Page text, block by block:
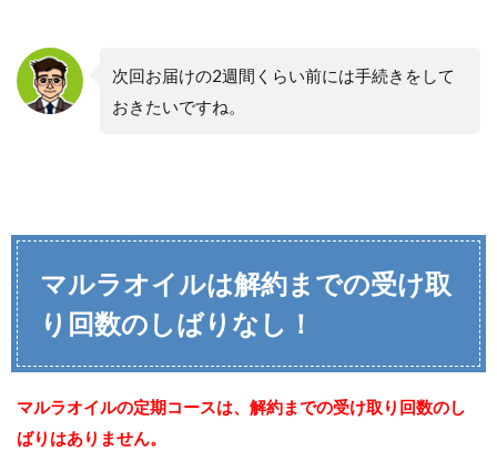
次回お届けの2週間くらい前には手続きをして
おきたいですね。
マルラオイルは解約までの受け取
り回数のしばりなし！
マルラオイルの定期コースは、解約までの受け取り回数のし
ばりはありません。